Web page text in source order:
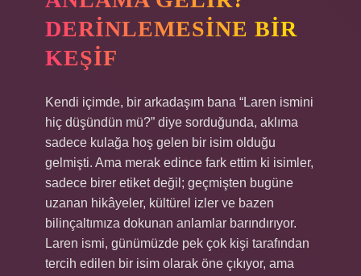
DERINLEMESINE BIR
KEŞIF
Kendi içimde, bir arkadaşım bana “Laren ismini
hiç düşündün mü?” diye sorduğunda, aklıma
sadece kulağa hoş gelen bir isim olduğu
gelmişti. Ama merak edince fark ettim ki isimler,
sadece birer etiket değil; geçmişten bugüne
uzanan hikâyeler, kültürel izler ve bazen
bilinçaltımıza dokunan anlamlar barındırıyor.
Laren ismi, günümüzde pek çok kişi tarafından
tercih edilen bir isim olarak öne çıkıyor, ama